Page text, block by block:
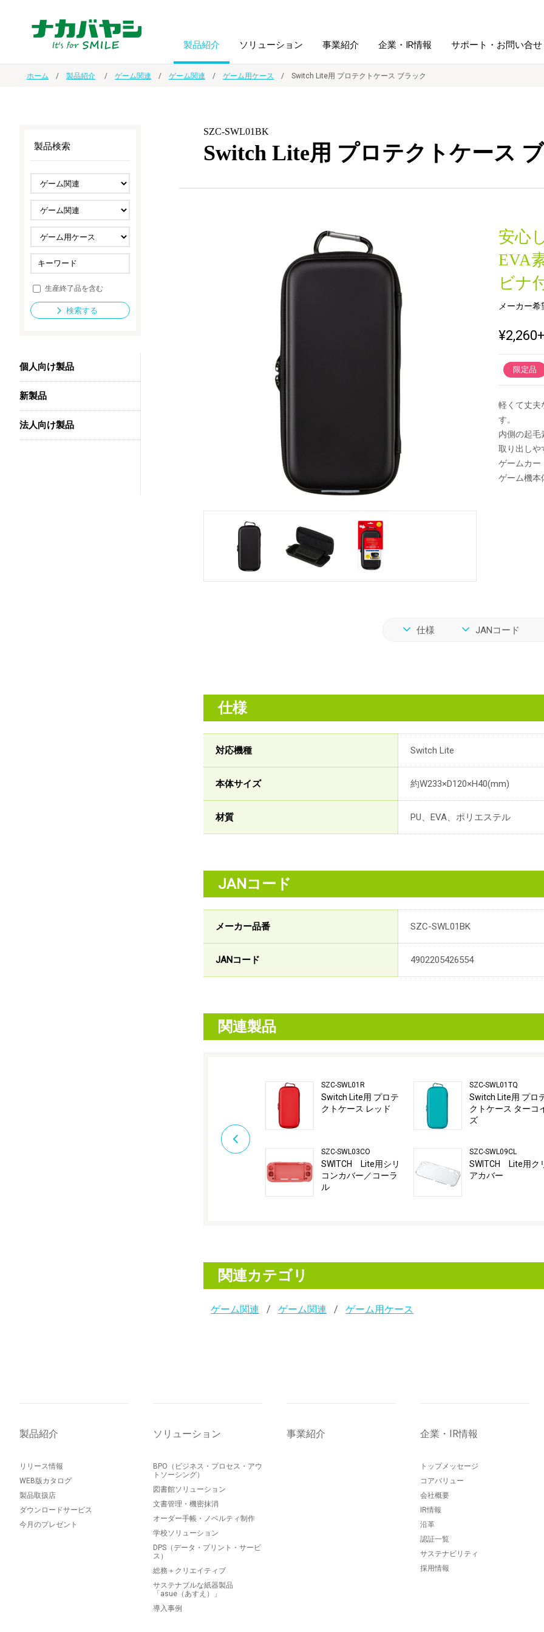
製品紹介
ノート・紙製品
ファイル・
ホルダー用品
スマートフォン・
タブレット関連
防災・
セキュリティ用品
法人向け製品
ソリューション
オーダー手帳・ノベルティ制作 学校ソリューション
ドキュメントスキャニングサービス
導入事例
事業紹介 企業・IR情報
IR情報 沿革
サステナビリティ
サポート・お問い合せ
ホーム 製品紹介 ゲーム関連 ゲーム関連 ゲーム用ケース Switch Lite用 プロテクトケース ブラック
SZC-SWL01BK
Switch Lite用 プロテクトケース
安心
EVA
ビナ
メーカー
¥2,260
限定品
軽くて丈夫
す。
内側の起毛
取り出しや
ゲームカー
ゲーム機本
仕様 JANコード
仕様
対応機種 Switch Lite
本体サイズ 約W233×D120×H40(mm)
材質 PU、EVA、ポリエステル
JANコード
メーカー品番 SZC-SWL01BK
JANコード 4902205426554
関連製品
SZC-SWL01R
Switch Lite用 プロテ
クトケース レッド
SZC-SWL03CO
SWITCH Lite用シリ
コンカバー／コーラ
ル
SZC-SWL01TQ
Switch Lite用 プロ
クトケース ターコ
ズ
SZC-SWL09CL
SWITCH Lite用ク
アカバー
関連カテゴリ
ゲーム関連 ゲーム関連 ゲーム用ケース
製品検索
生産終了品を含む
検索する
個人向け製品
新製品
法人向け製品
製品紹介
リリース情報
WEB版カタログ
製品取扱店
ダウンロードサービス
今月のプレゼント
ソリューション
BPO（ビジネス・プロセス・アウ
トソーシング）
図書館ソリューション
文書管理・機密抹消
オーダー手帳・ノベルティ制作
学校ソリューション
DPS（データ・プリント・サービ
ス）
総務＋クリエイティブ
サステナブルな紙器製品
「asue（あすえ）」
導入事例
事業紹介 企業・IR情報
トップメッセージ
コアバリュー
会社概要
IR情報
沿革
認証一覧
サステナビリティ
採用情報